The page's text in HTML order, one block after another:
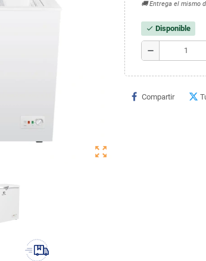
zoom_out_map
🚚 Entrega el mismo
check Disponible
remove
Compartir